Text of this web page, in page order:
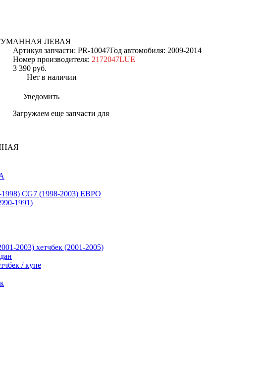
ЛЕВАЯ
Артикул запчасти: PR-10047Год автомобиля: 2009-2014
Номер производителя: 2172047LUE
3 390 руб.
Нет в наличии
Уведомить
Загружаем еще запчасти для
CG7 (1998-2003) ЕВРО
1991)
2003) хетчбек (2001-2005)
/ купе